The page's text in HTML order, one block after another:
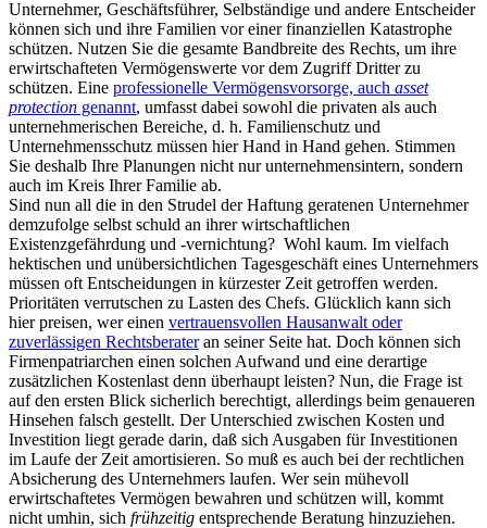
Unternehmer, Geschäftsführer, Selbständige und andere Entscheider
können sich und ihre Familien vor einer finanziellen Katastrophe
schützen. Nutzen Sie die gesamte Bandbreite des Rechts, um ihre
erwirtschafteten Vermögenswerte vor dem Zugriff Dritter zu
schützen. Eine professionelle Vermögensvorsorge, auch asset
protection genannt, umfasst dabei sowohl die privaten als auch
unternehmerischen Bereiche, d. h. Familienschutz und
Unternehmensschutz müssen hier Hand in Hand gehen. Stimmen
Sie deshalb Ihre Planungen nicht nur unternehmensintern, sondern
auch im Kreis Ihrer Familie ab.
Sind nun all die in den Strudel der Haftung geratenen Unternehmer
demzufolge selbst schuld an ihrer wirtschaftlichen
Existenzgefährdung und -vernichtung? Wohl kaum. Im vielfach
hektischen und unübersichtlichen Tagesgeschäft eines Unternehmers
müssen oft Entscheidungen in kürzester Zeit getroffen werden.
Prioritäten verrutschen zu Lasten des Chefs. Glücklich kann sich
hier preisen, wer einen vertrauensvollen Hausanwalt oder
zuverlässigen Rechtsberateran seiner Seite hat. Doch können sich
Firmenpatriarchen einen solchen Aufwand und eine derartige
zusätzlichen Kostenlast denn überhaupt leisten? Nun, die Frage ist
auf den ersten Blick sicherlich berechtigt, allerdings beim genaueren
Hinsehen falsch gestellt. Der Unterschied zwischen Kosten und
Investition liegt gerade darin, daß sich Ausgaben für Investitionen
im Laufe der Zeit amortisieren. So muß es auch bei der rechtlichen
Absicherung des Unternehmers laufen. Wer sein mühevoll
erwirtschaftetes Vermögen bewahren und schützen will, kommt
nicht umhin, sich frühzeitig entsprechende Beratung hinzuziehen.